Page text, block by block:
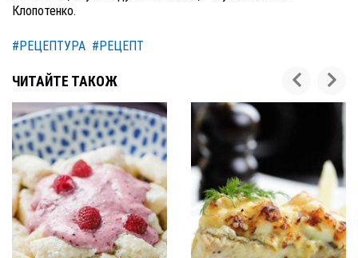
Клопотенко.
#РЕЦЕПТУРА #РЕЦЕПТ
ЧИТАЙТЕ ТАКОЖ